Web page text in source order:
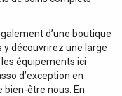
d’une boutique
découvrirez une large
équipements ici
d’exception en
bien-être nous. En